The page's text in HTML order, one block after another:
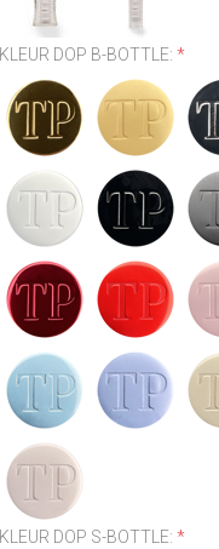
KLEUR DOP B-BOTTLE:*
KLEUR DOP S-BOTTLE:*